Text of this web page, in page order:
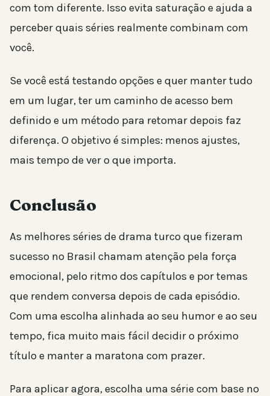
com tom diferente. Isso evita saturação e ajuda a
perceber quais séries realmente combinam com
você.
Se você está testando opções e quer manter tudo
em um lugar, ter um caminho de acesso bem
definido e um método para retomar depois faz
diferença. O objetivo é simples: menos ajustes,
mais tempo de ver o que importa.
Conclusão
As melhores séries de drama turco que fizeram
sucesso no Brasil chamam atenção pela força
emocional, pelo ritmo dos capítulos e por temas
que rendem conversa depois de cada episódio.
Com uma escolha alinhada ao seu humor e ao seu
tempo, fica muito mais fácil decidir o próximo
título e manter a maratona com prazer.
Para aplicar agora, escolha uma série com base no